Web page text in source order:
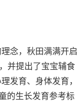
念，秋田满满开启
并提出了宝宝辅食
发育、身体发育，
的生长发育参考标